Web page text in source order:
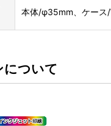
本体/φ35mm、ケー
について